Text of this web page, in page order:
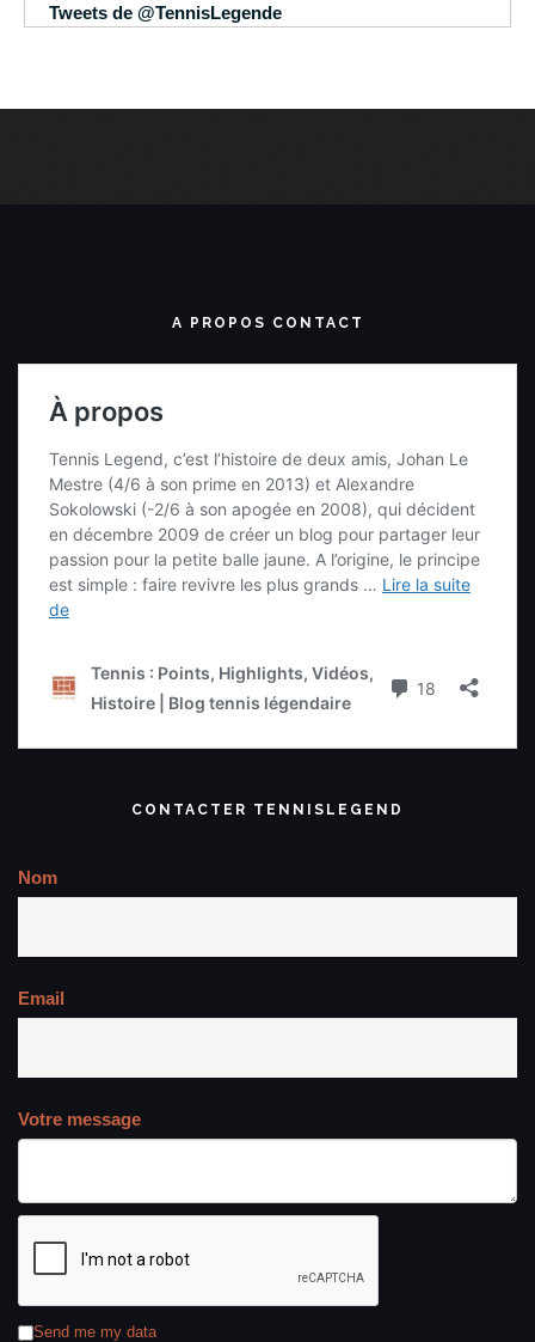
Tweets de @TennisLegende
A PROPOS CONTACT
CONTACTER TENNISLEGEND
Nom
Email
Votre message
Send me my data